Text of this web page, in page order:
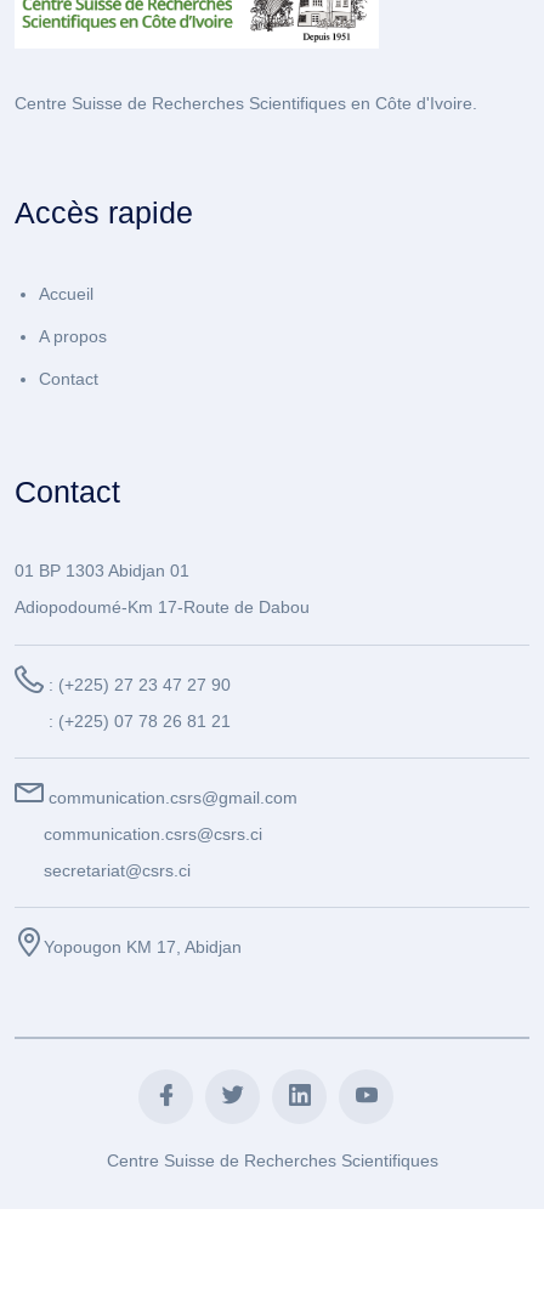
Centre Suisse de Recherches Scientifiques en Côte d'Ivoire.
Accès rapide
Accueil
A propos
Contact
Contact
01 BP 1303 Abidjan 01
Adiopodoumé-Km 17-Route de Dabou
: (+225) 27 23 47 27 90
: (+225) 07 78 26 81 21
communication.csrs@gmail.com
communication.csrs@csrs.ci
secretariat@csrs.ci
Yopougon KM 17, Abidjan
Centre Suisse de Recherches Scientifiques